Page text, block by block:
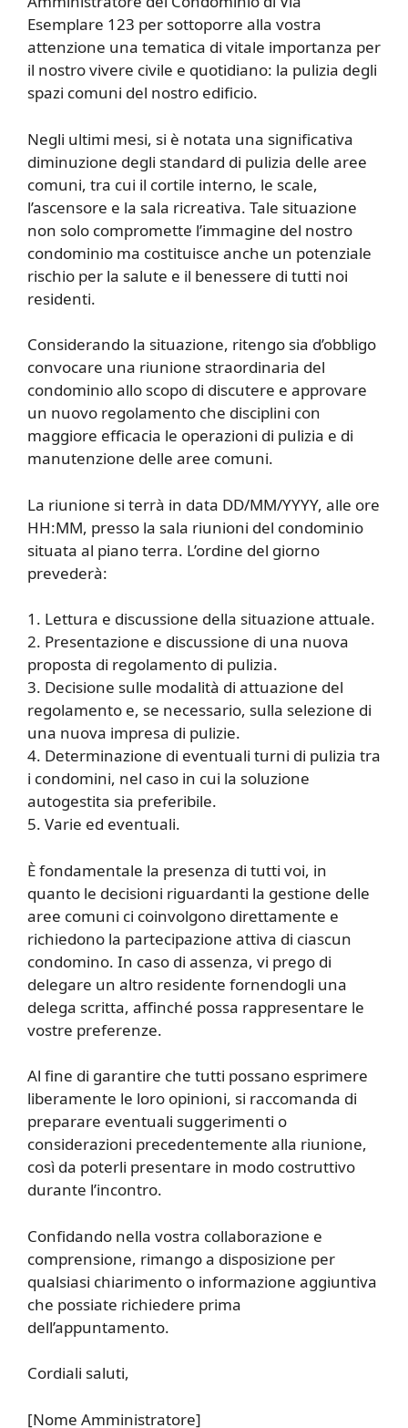
Esemplare 123 per sottoporre alla vostra
attenzione una tematica di vitale importanza per
il nostro vivere civile e quotidiano: la pulizia degli
spazi comuni del nostro edificio.
Negli ultimi mesi, si è notata una significativa
diminuzione degli standard di pulizia delle aree
comuni, tra cui il cortile interno, le scale,
l’ascensore e la sala ricreativa. Tale situazione
non solo compromette l’immagine del nostro
condominio ma costituisce anche un potenziale
rischio per la salute e il benessere di tutti noi
residenti.
Considerando la situazione, ritengo sia d’obbligo
convocare una riunione straordinaria del
condominio allo scopo di discutere e approvare
un nuovo regolamento che disciplini con
maggiore efficacia le operazioni di pulizia e di
manutenzione delle aree comuni.
La riunione si terrà in data DD/MM/YYYY, alle ore
HH:MM, presso la sala riunioni del condominio
situata al piano terra. L’ordine del giorno
prevederà:
1. Lettura e discussione della situazione attuale.
2. Presentazione e discussione di una nuova
proposta di regolamento di pulizia.
3. Decisione sulle modalità di attuazione del
regolamento e, se necessario, sulla selezione di
una nuova impresa di pulizie.
4. Determinazione di eventuali turni di pulizia tra
i condomini, nel caso in cui la soluzione
autogestita sia preferibile.
5. Varie ed eventuali.
È fondamentale la presenza di tutti voi, in
quanto le decisioni riguardanti la gestione delle
aree comuni ci coinvolgono direttamente e
richiedono la partecipazione attiva di ciascun
condomino. In caso di assenza, vi prego di
delegare un altro residente fornendogli una
delega scritta, affinché possa rappresentare le
vostre preferenze.
Al fine di garantire che tutti possano esprimere
liberamente le loro opinioni, si raccomanda di
preparare eventuali suggerimenti o
considerazioni precedentemente alla riunione,
così da poterli presentare in modo costruttivo
durante l’incontro.
Confidando nella vostra collaborazione e
comprensione, rimango a disposizione per
qualsiasi chiarimento o informazione aggiuntiva
che possiate richiedere prima
dell’appuntamento.
Cordiali saluti,
[Nome Amministratore]